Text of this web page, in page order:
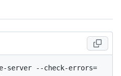
server --check-errors=